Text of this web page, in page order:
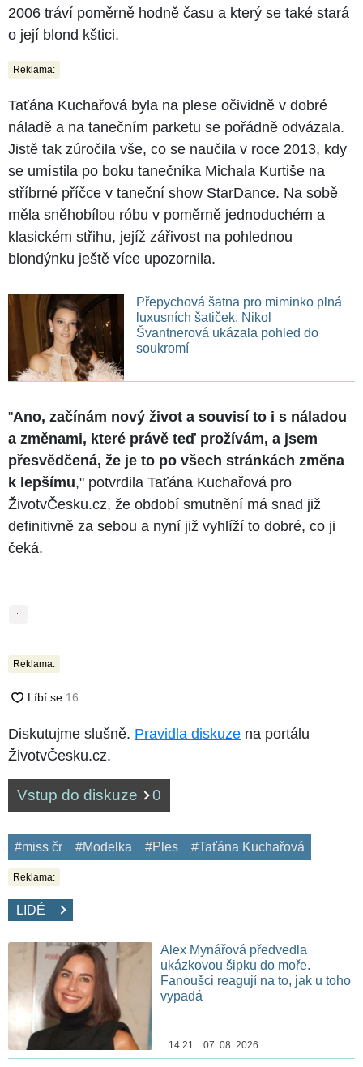
2006 tráví poměrně hodně času a který se také stará
o její blond kštici.
Reklama:
Taťána Kuchařová byla na plese očividně v dobré
náladě a na tanečním parketu se pořádně odvázala.
Jistě tak zúročila vše, co se naučila v roce 2013, kdy
se umístila po boku tanečníka Michala Kurtiše na
stříbrné příčce v taneční show StarDance. Na sobě
měla sněhobílou róbu v poměrně jednoduchém a
klasickém střihu, jejíž zářivost na pohlednou
blondýnku ještě více upozornila.
Přepychová šatna pro miminko plná
luxusních šatiček. Nikol
Švantnerová ukázala pohled do
soukromí
"Ano, začínám nový život a souvisí to i s náladou
a změnami, které právě teď prožívám, a jsem
přesvědčená, že je to po všech stránkách změna
k lepšímu," potvrdila Taťána Kuchařová pro
ŽivotvČesku.cz, že období smutnění má snad již
definitivně za sebou a nyní již vyhlíží to dobré, co ji
čeká.
Reklama:
Diskutujme slušně. Pravidla diskuze na portálu
ŽivotvČesku.cz.
Vstup do diskuze 0
#miss čr #Modelka #Ples #Taťána Kuchařová
Reklama:
LIDÉ
Alex Mynářová předvedla
ukázkovou šipku do moře.
Fanoušci reagují na to, jak u toho
vypadá
14:21 07. 08. 2026